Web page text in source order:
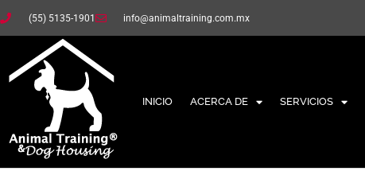
(55) 5135-1901 info@animaltraining.com.mx
INICIO ACERCA DE SERVICIOS